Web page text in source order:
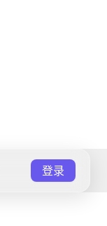
登录